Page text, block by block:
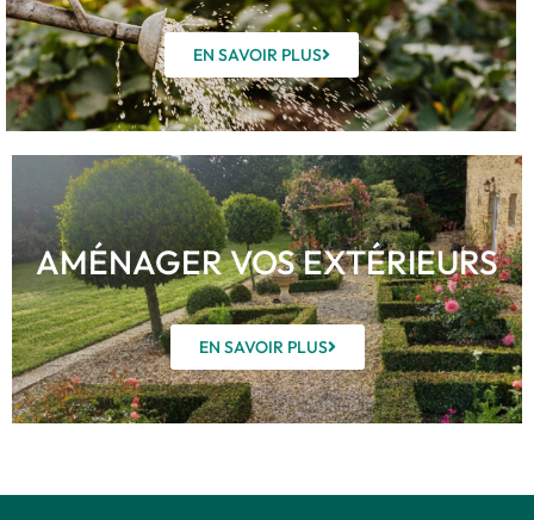
EN SAVOIR PLUS
AMÉNAGER VOS EXTÉRIEURS
EN SAVOIR PLUS